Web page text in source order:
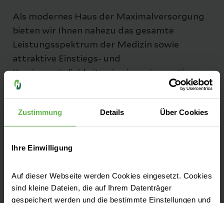
Zustimmung Details Über Cookies
Ihre Einwilligung
Auf dieser Webseite werden Cookies eingesetzt. Cookies
sind kleine Dateien, die auf Ihrem Datenträger
gespeichert werden und die bestimmte Einstellungen und
Als modernes Haus der Maximalversorgung
bieten wir Ihnen nahezu das gesamte
Leistungsspektrum der Medizin sowie
attraktive Einstiegs- und
Karrieremöglichkeiten in einem innovativen
Unternehmen an.
Zentren